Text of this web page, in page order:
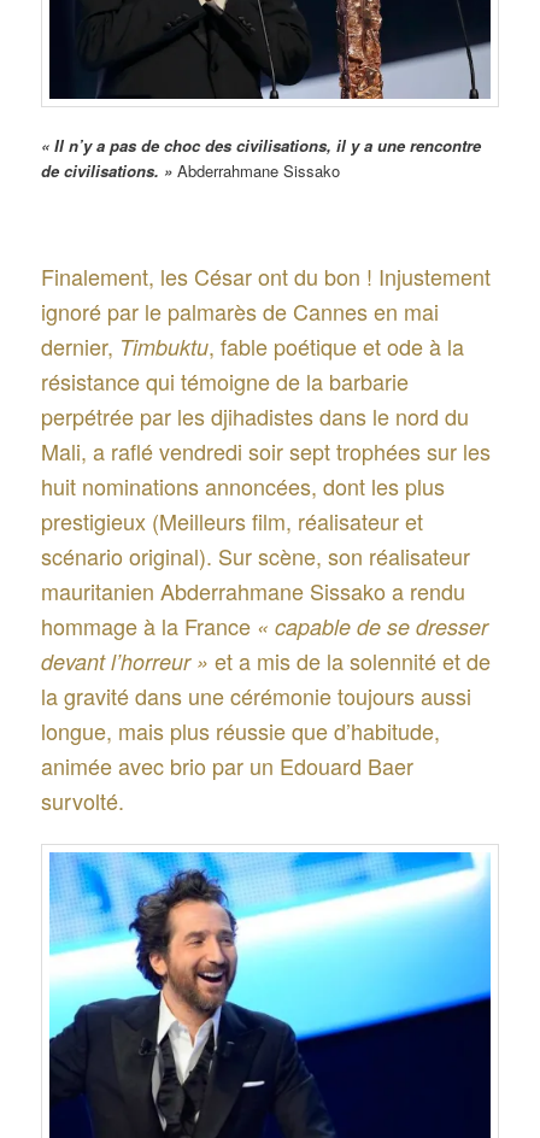
« Il n’y a pas de choc des civilisations, il y a une rencontre
de civilisations. »Abderrahmane Sissako
Finalement, les César ont du bon ! Injustement
ignoré par le palmarès de Cannes en mai
dernier, Timbuktu, fable poétique et ode à la
résistance qui témoigne de la barbarie
perpétrée par les djihadistes dans le nord du
Mali, a raflé vendredi soir sept trophées sur les
huit nominations annoncées, dont les plus
prestigieux (Meilleurs film, réalisateur et
scénario original). Sur scène, son réalisateur
mauritanien Abderrahmane Sissako a rendu
hommage à la France « capable de se dresser
devant l’horreur » et a mis de la solennité et de
la gravité dans une cérémonie toujours aussi
longue, mais plus réussie que d’habitude,
animée avec brio par un Edouard Baer
survolté.